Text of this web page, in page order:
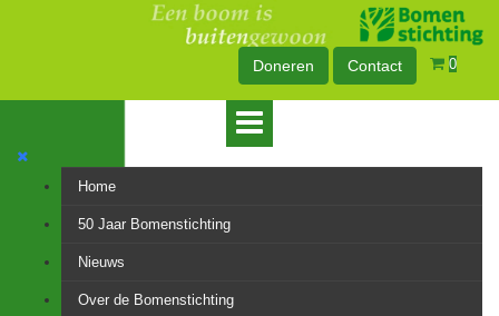
Doneren Contact 0
Home
50 Jaar Bomenstichting
Nieuws
Over de Bomenstichting